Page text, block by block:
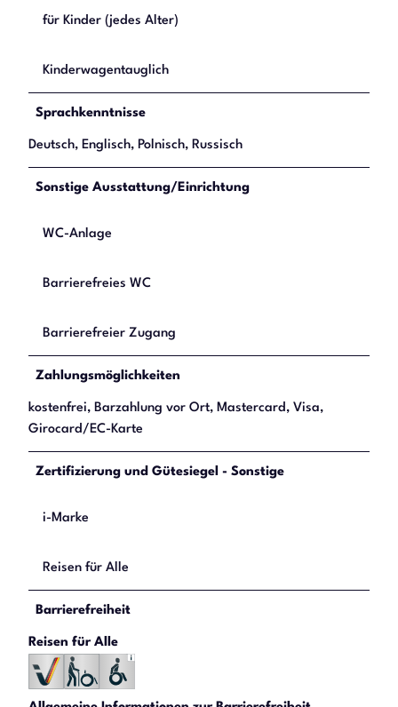
für Kinder (jedes Alter)
Kinderwagentauglich
Sprachkenntnisse
Deutsch, Englisch, Polnisch, Russisch
Sonstige Ausstattung/Einrichtung
WC-Anlage
Barrierefreies WC
Barrierefreier Zugang
Zahlungsmöglichkeiten
kostenfrei, Barzahlung vor Ort, Mastercard, Visa,
Girocard/EC-Karte
Zertifizierung und Gütesiegel - Sonstige
i-Marke
Reisen für Alle
Barrierefreiheit
Reisen für Alle